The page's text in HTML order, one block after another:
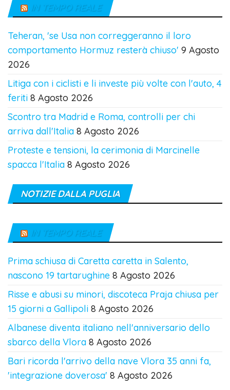
IN TEMPO REALE
Teheran, 'se Usa non correggeranno il loro
comportamento Hormuz resterà chiuso' 9 Agosto
2026
Litiga con i ciclisti e li investe più volte con l'auto, 4
feriti 8 Agosto 2026
Scontro tra Madrid e Roma, controlli per chi
arriva dall'Italia 8 Agosto 2026
Proteste e tensioni, la cerimonia di Marcinelle
spacca l'Italia 8 Agosto 2026
NOTIZIE DALLA PUGLIA
IN TEMPO REALE
Prima schiusa di Caretta caretta in Salento,
nascono 19 tartarughine 8 Agosto 2026
Risse e abusi su minori, discoteca Praja chiusa per
15 giorni a Gallipoli 8 Agosto 2026
Albanese diventa italiano nell'anniversario dello
sbarco della Vlora 8 Agosto 2026
Bari ricorda l'arrivo della nave Vlora 35 anni fa,
'integrazione doverosa' 8 Agosto 2026